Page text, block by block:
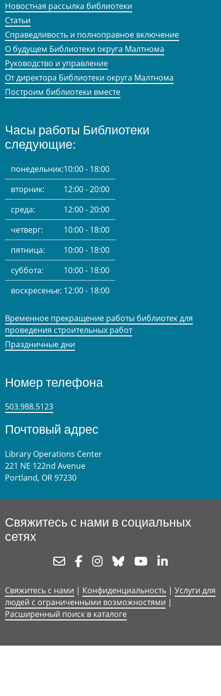
Новостная рассылка библиотеки
Статьи
Справедливость и полноправное включение
О будущем Библиотеки округа Малтнома
Руководство и управление
От директора Библиотеки округа Малтнома
Построим библиотеки вместе
Часы работы Библиотеки
следующие:
понедельник:10:00 - 18:00
вторник:
12:00 - 20:00
среда:
12:00 - 20:00
четверг:
10:00 - 18:00
пятница:
10:00 - 18:00
суббота:
10:00 - 18:00
воскресенье: 12:00 - 18:00
Временное прекращение работы библиотек для
проведения строительных работ
Праздничные дни
Номер телефона
503.988.5123
Почтовый адрес
Library Operations Center
221 NE 122nd Avenue
Portland, OR 97230
Свяжитесь с нами в социальных
сетях
NewsletterFacebookInstagram
Bluesky Youtube
Свяжитесь с нами | Конфиденциальность | Услуги для
людей с ограниченными возможностями |
Расширенный поиск в каталоге